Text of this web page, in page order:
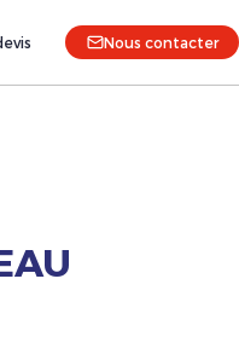
Nous contacter